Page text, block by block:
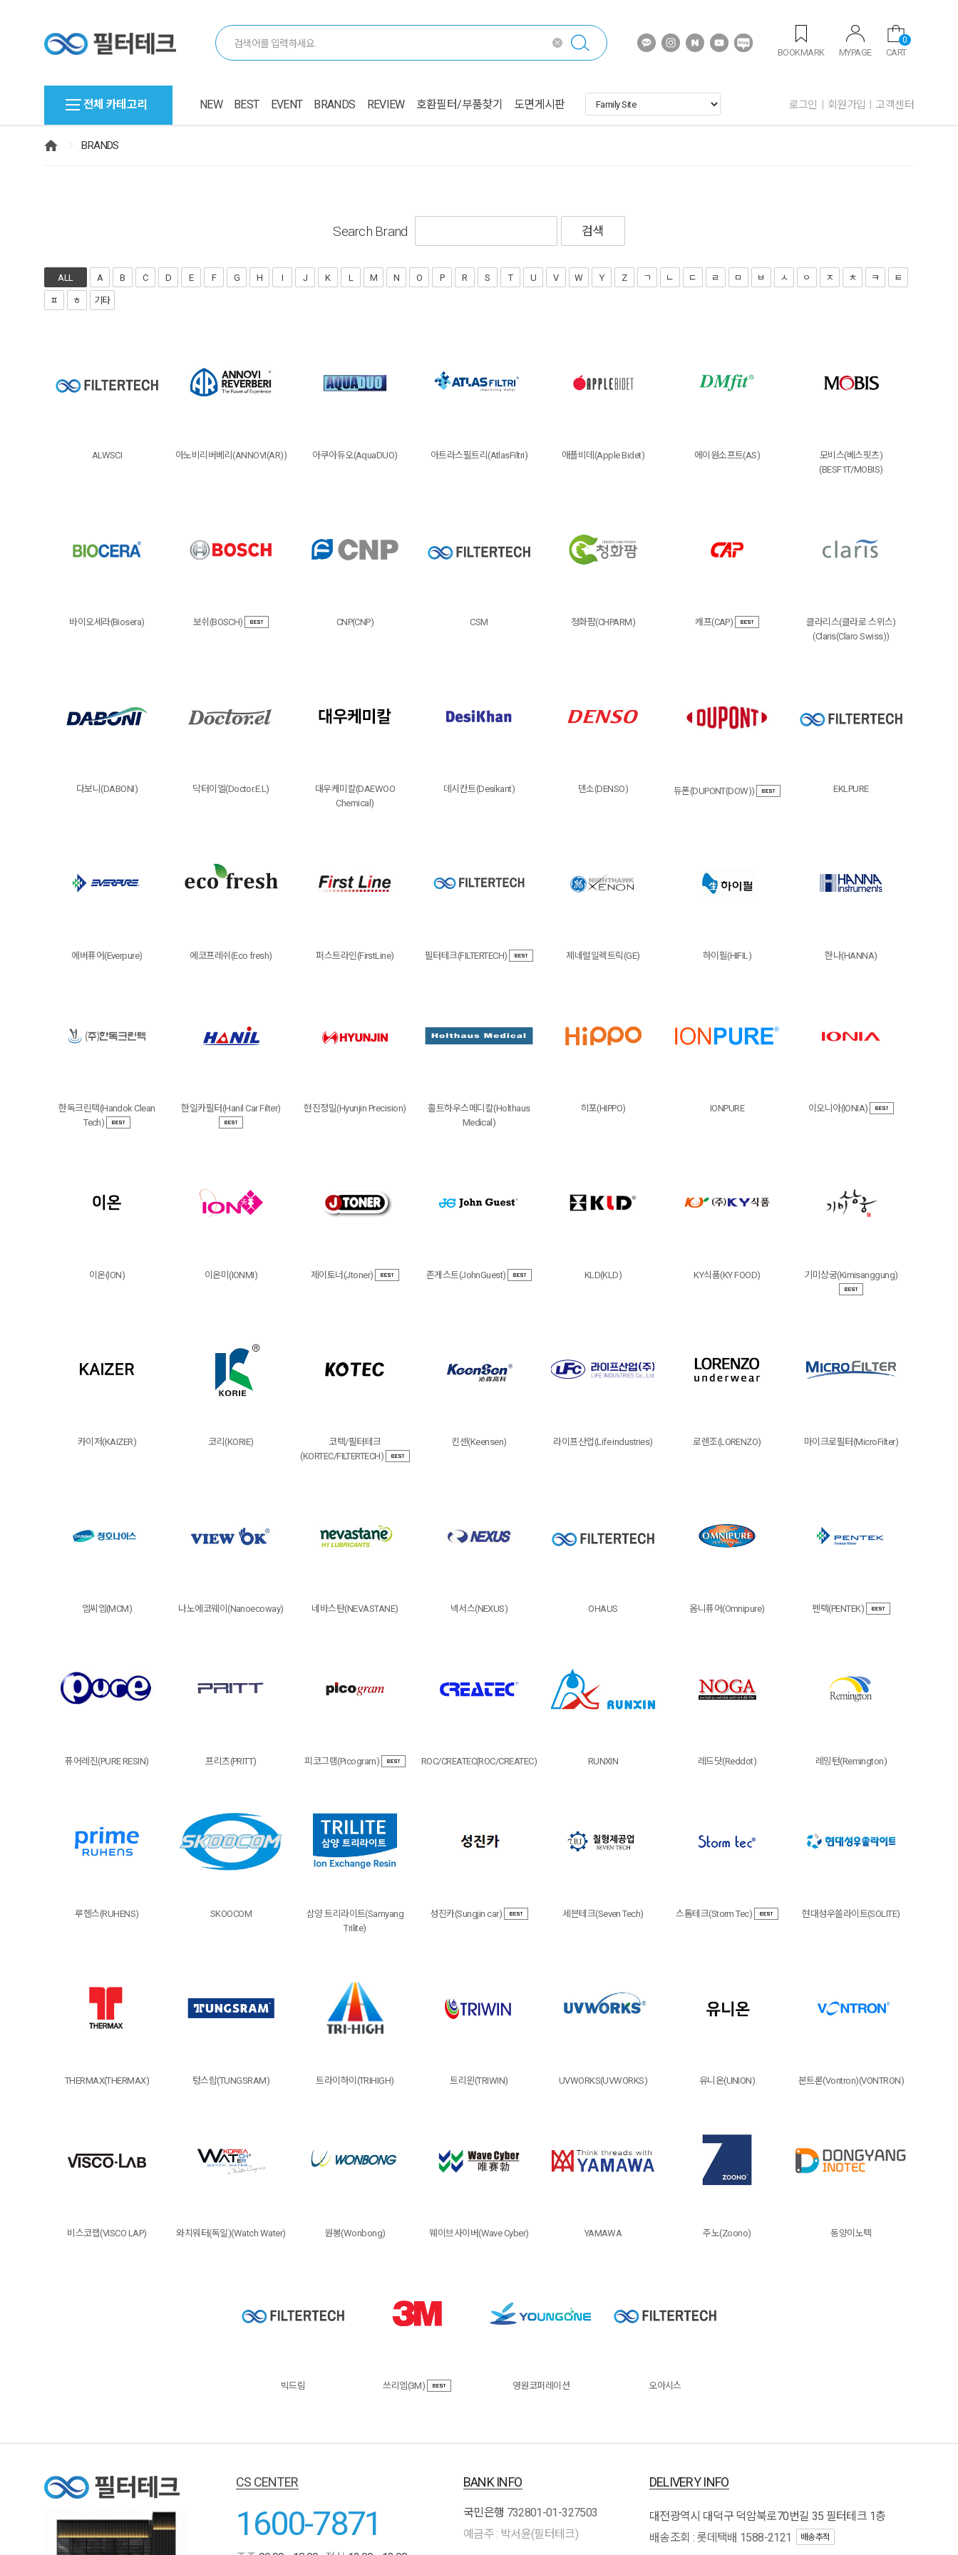
BOOKMARK MYPAGE CART
0
전체 카테고리 NEW BEST EVENT BRANDS REVIEW 호환필터/부품찾기 도면게시판 로그인 회원가입 고객센터
BRANDS
Search Brand 검색
ALL A B C D E F G H I J K L M N O P R S T U V W Y Z ㄱ ㄴ ㄷ ㄹ ㅁ ㅂ ㅅ ㅇ ㅈ ㅊ ㅋ ㅌ
ㅍ ㅎ 기타
ALWSCI 아노비리버베리(ANNOVI(AR)) 아쿠아듀오(AquaDUO) 아트라스필트리(AtlasFiltri) 애플비데(Apple Bidet) 에이원소프트(AS)
모비스(베스핏츠)
(BESF1T/MOBIS)
바이오세라(Biosera) 보쉬(BOSCH) CNP(CNP) CSM 청화팜(CHPARM) 캐프(CAP)
클라리스(클라로 스위스)
(Claris(Claro Swiss))
다보니(DABONI) 닥터이엘(Doctor.E.L)
대우케미칼(DAEWOO
Chemical)
데시칸트(Desikant) 덴소(DENSO) 듀폰(DUPONT(DOW)) EKLPURE
에버퓨어(Everpure) 에코프레쉬(Eco fresh) 퍼스트라인(FirstLine) 필터테크(FILTERTECH) 제네럴일렉트릭(GE) 하이필(HIFIL) 한나(HANNA)
한독크린텍(Handok Clean
Tech)
한일카필터(Hanil Car Filter) 현진정밀(Hyunjin Precision)
홀트하우스메디칼(Holthaus
Medical)
히포(HIPPO) IONPURE 이오니아(IONIA)
이온(ION) 이온미(IONMI) 제이토너(Jtoner) 존게스트(JohnGuest) KLD(KLD) KY식품(KY FOOD) 기미상궁(Kimisanggung)
카이저(KAIZER) 코리(KORIE)
코텍/필터테크
(KORTEC/FILTERTECH)
킨센(Keensen) 라이프산업(Life industries) 로렌조(LORENZO) 마이크로필터(MicroFilter)
엠씨엠(MCM) 나노에코웨이(Nanoecoway) 네바스탄(NEVASTANE) 넥서스(NEXUS) OHAUS 옴니퓨어(Omnipure) 펜텍(PENTEK)
퓨어레진(PURE RESIN) 프리츠(PRITT) 피코그램(Picogram) ROC/CREATEC(ROC/CREATEC) RUNXIN 레드닷(Reddot) 레밍턴(Remington)
루헨스(RUHENS) SKOOCOM
삼양 트리라이트(Samyang
Trilite)
성진카(Sungjin car) 세븐테크(Seven Tech) 스톰테크(Storm Tec) 현대성우쏠라이트(SOLITE)
THERMAX(THERMAX) 텅스람(TUNGSRAM) 트라이하이(TRIHIGH) 트리윈(TRIWIN) UVWORKS(UVWORKS) 유니온(UNION) 본트론(Vontron)(VONTRON)
비스코랩(VISCO LAP) 와치워터(독일)(Watch Water) 원봉(Wonbong) 웨이브사이버(Wave Cyber) YAMAWA 주노(Zoono) 동양이노텍
빅드림 쓰리엠(3M) 영원코퍼레이션 오아시스
CS CENTER
1600-7871
BANK INFO
국민은행 732801-01-327503
예금주 : 박서윤(필터테크)
DELIVERY INFO
대전광역시 대덕구 덕암북로70번길 35 필터테크 1층
배송조회 : 롯데택배 1588-2121
배송추적